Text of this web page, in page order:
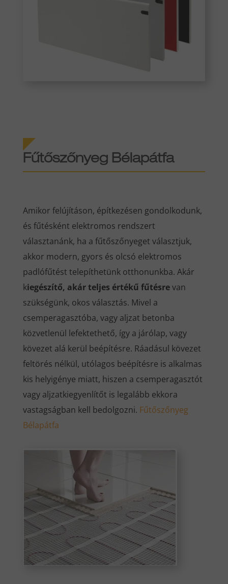
Fűtőszőnyeg Bélapátfa
Amikor felújításon, építkezésen gondolkodunk,
és fűtésként elektromos rendszert
választanánk, ha a fűtőszőnyeget választjuk,
akkor modern, gyors és olcsó elektromos
padlófűtést telepíthetünk otthonunkba. Akár
kiegészítő, akár teljes értékű fűtésrevan
szükségünk, okos választás. Mivel a
csemperagasztóba, vagy aljzat betonba
közvetlenül lefektethető, így a járólap, vagy
kövezet alá kerül beépítésre. Ráadásul kövezet
feltörés nélkül, utólagos beépítésre is alkalmas
kis helyigénye miatt, hiszen a csemperagasztót
vagy aljzatkiegyenlítőt is legalább ekkora
vastagságban kell bedolgozni. Fűtőszőnyeg
Bélapátfa